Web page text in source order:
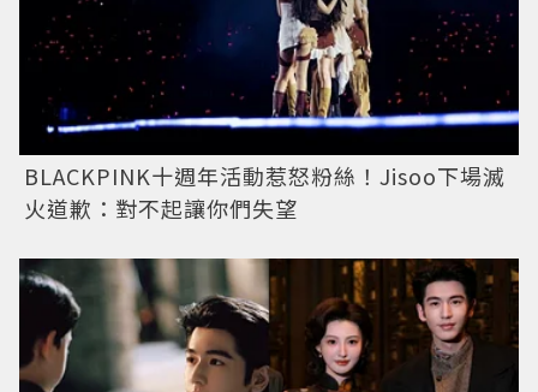
BLACKPINK十週年活動惹怒粉絲！Jisoo下場滅
火道歉：對不起讓你們失望